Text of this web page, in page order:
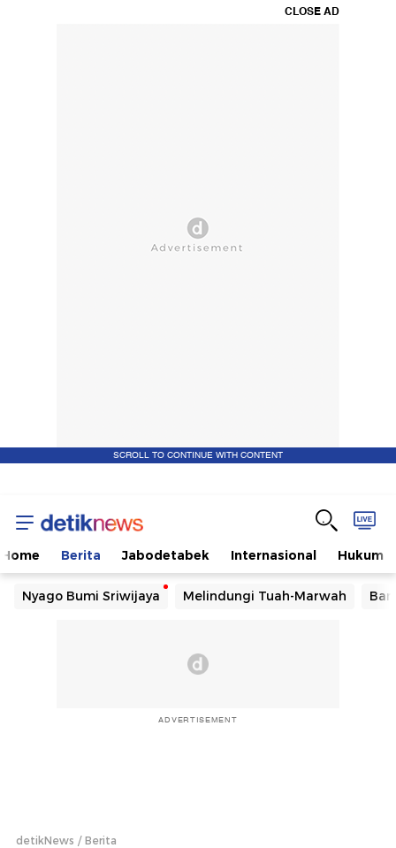
CLOSE AD
SCROLL TO CONTINUE WITH CONTENT
Home Berita Jabodetabek Internasional Hukum
Nyago Bumi Sriwijaya Melindungi Tuah-Marwah
ADVERTISEMENT
detikNews Berita